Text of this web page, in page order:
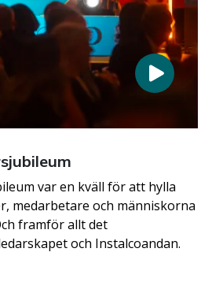
var en kväll för att hylla
medarbetare och människorna
framför allt det
och Instalcoandan.